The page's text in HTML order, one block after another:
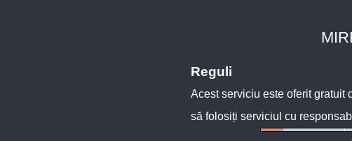
Reguli
Acest serviciu este oferit gratuit
să folosiți serviciul cu